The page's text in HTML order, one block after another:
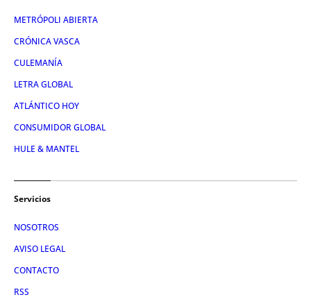
METRÓPOLI ABIERTA
CRÓNICA VASCA
CULEMANÍA
LETRA GLOBAL
ATLÁNTICO HOY
CONSUMIDOR GLOBAL
HULE & MANTEL
Servicios
NOSOTROS
AVISO LEGAL
CONTACTO
RSS